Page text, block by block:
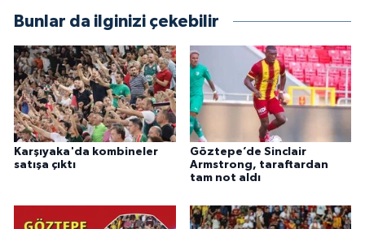
Bunlar da ilginizi çekebilir
Karşıyaka'da kombineler
satışa çıktı
Göztepe’de Sinclair
Armstrong, taraftardan
tam not aldı